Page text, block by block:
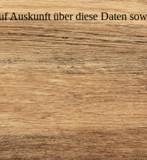
Auskunft über diese Daten